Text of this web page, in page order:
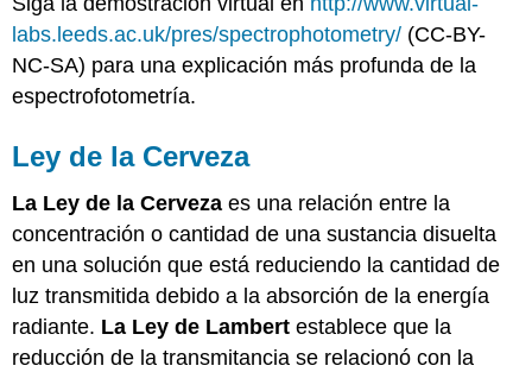
labs.leeds.ac.uk/pres/spectrophotometry/ (CC-BY-
NC-SA) para una explicación más profunda de la
espectrofotometría.
Ley de la Cerveza
La Ley de la Cerveza es una relación entre la
concentración o cantidad de una sustancia disuelta
en una solución que está reduciendo la cantidad de
luz transmitida debido a la absorción de la energía
radiante. La Ley de Lambert establece que la
reducción de la transmitancia se relacionó con la